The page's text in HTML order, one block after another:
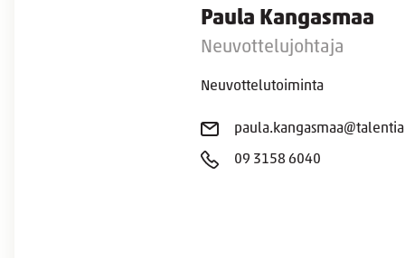
Paula Kangasmaa
Neuvottelujohtaja
Neuvottelutoiminta
09 3158 6040